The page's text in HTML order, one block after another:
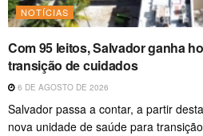
NOTÍCIAS
Com 95 leitos, Salvador ganha
transição de cuidados
6 DE AGOSTO DE 2026
Salvador passa a contar, a partir
nova unidade de saúde para